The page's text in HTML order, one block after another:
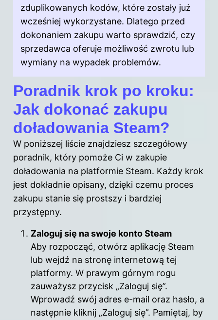
zduplikowanych kodów, które zostały już
wcześniej wykorzystane. Dlatego przed
dokonaniem zakupu warto sprawdzić, czy
sprzedawca oferuje możliwość zwrotu lub
wymiany na wypadek problemów.
Poradnik krok po kroku:
Jak dokonać zakupu
doładowania Steam?
W poniższej liście znajdziesz szczegółowy
poradnik, który pomoże Ci w zakupie
doładowania na platformie Steam. Każdy krok
jest dokładnie opisany, dzięki czemu proces
zakupu stanie się prostszy i bardziej
przystępny.
Zaloguj się na swoje konto Steam
Aby rozpocząć, otwórz aplikację Steam
lub wejdź na stronę internetową tej
platformy. W prawym górnym rogu
zauważysz przycisk „Zaloguj się”.
Wprowadź swój adres e-mail oraz hasło, a
następnie kliknij „Zaloguj się”. Pamiętaj, by